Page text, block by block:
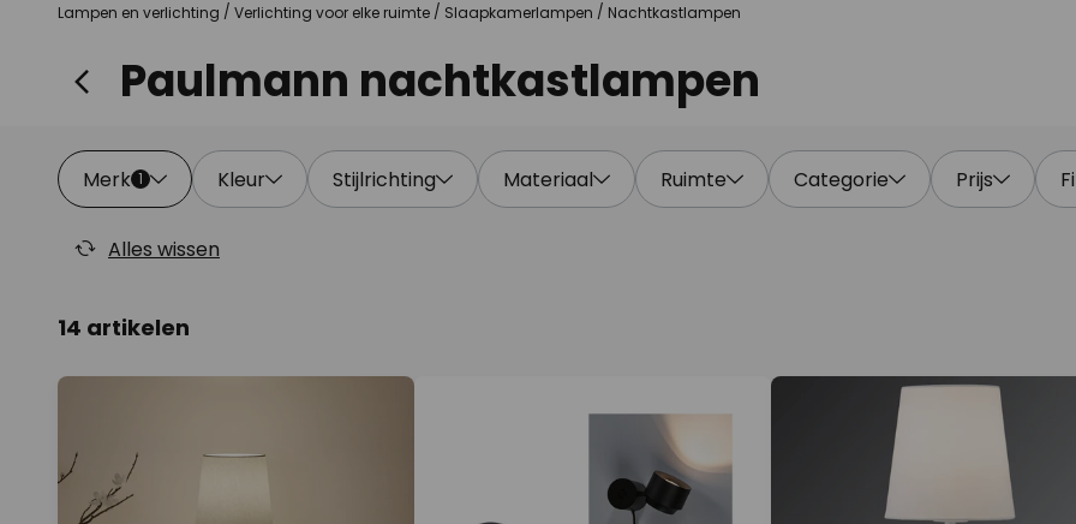
Lampen en verlichting Verlichting voor elke ruimte Slaapkamerlampen Nachtkastlampen
Paulmann nachtkastlampen
Merk 1 Kleur Stijlrichting Materiaal Ruimte Categorie Prijs
Alles wissen
14 artikelen